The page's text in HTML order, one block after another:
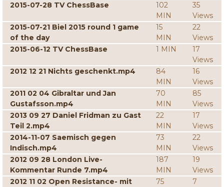
2015-07-28 TV ChessBase
102
MIN
35
Views
2015-07-21 Biel 2015 round 1 game
of the day
15
MIN
22
Views
2015-06-12 TV ChessBase
1 MIN
17
Views
2012 12 21 Nichts geschenkt.mp4
84
MIN
16
Views
2011 02 04 Gibraltar und Jan
Gustafsson.mp4
70
MIN
85
Views
2013 09 27 Daniel Fridman zu Gast
Teil 2.mp4
22
MIN
17
Views
2014-11-07 Saemisch gegen
Indisch.mp4
73
MIN
22
Views
2012 09 28 London Live-
Kommentar Runde 7.mp4
187
MIN
19
Views
2012 11 02 Open Resistance- mit
75
7